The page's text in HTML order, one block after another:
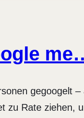
gegoogelt
zu Rate ziehen,